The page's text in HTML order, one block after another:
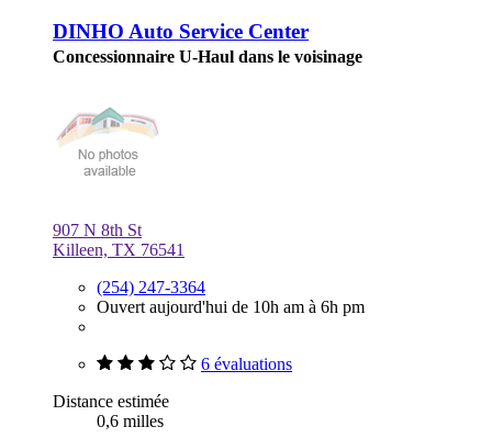
DINHO Auto Service Center
Concessionnaire U-Haul dans le voisinage
907 N 8th St
Killeen, TX 76541
(254) 247-3364
Ouvert aujourd'hui de 10h am à 6h pm
6 évaluations
Distance estimée
0,6 milles